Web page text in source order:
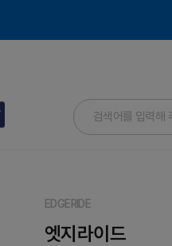
EDGERIDE
엣지라이드